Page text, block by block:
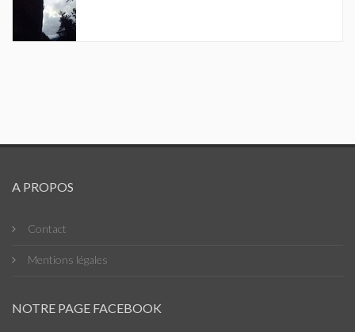
A PROPOS
Contact
Mentions légales
NOTRE PAGE FACEBOOK